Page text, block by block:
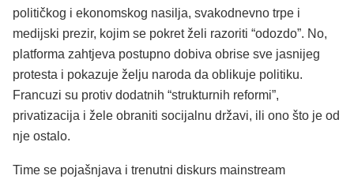
političkog i ekonomskog nasilja, svakodnevno trpe i
medijski prezir, kojim se pokret želi razoriti “odozdo”. No,
platforma zahtjeva postupno dobiva obrise sve jasnijeg
protesta i pokazuje želju naroda da oblikuje politiku.
Francuzi su protiv dodatnih “strukturnih reformi”,
privatizacija i žele obraniti socijalnu državi, ili ono što je od
nje ostalo.
Time se pojašnjava i trenutni diskurs mainstream